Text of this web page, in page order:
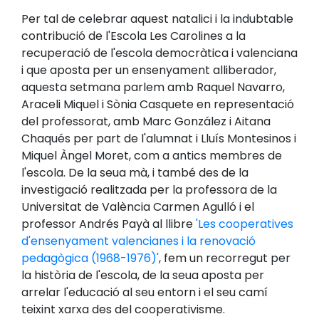
Per tal de celebrar aquest natalici i la indubtable
contribució de l'Escola Les Carolines a la
recuperació de l'escola democràtica i valenciana
i que aposta per un ensenyament alliberador,
aquesta setmana parlem amb Raquel Navarro,
Araceli Miquel i Sònia Casquete en representació
del professorat, amb Marc González i Aitana
Chaqués per part de l'alumnat i Lluís Montesinos i
Miquel Àngel Moret, com a antics membres de
l'escola. De la seua mà, i també des de la
investigació realitzada per la professora de la
Universitat de València Carmen Agulló i el
professor Andrés Payà al llibre'Les cooperatives
d'ensenyament valencianes i la renovació
pedagògica (1968-1976)', fem un recorregut per
la història de l'escola, de la seua aposta per
arrelar l'educació al seu entorn i el seu camí
teixint xarxa des del cooperativisme.